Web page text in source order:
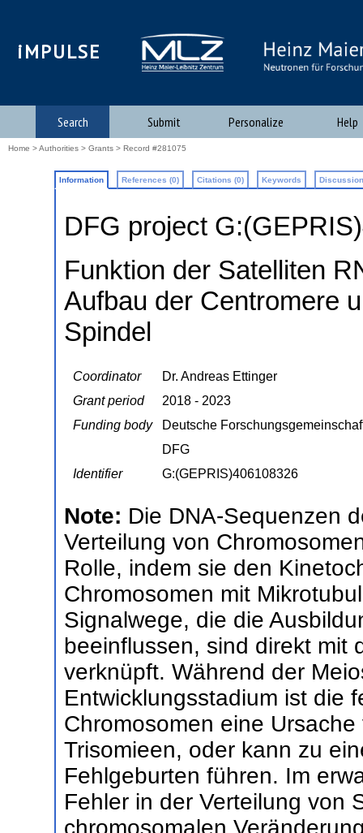
iMPULSE
Search Submit Personalize Help
Home >Authorities > Grants > Record #281075
Information References (0) Citations (0) Keywords
DFG project
Funktion der Satelliten
Aufbau der Centromere
Spindel
Coordinator
Dr. Andreas Ettinger
Grant period
2018 - 2023
Funding body
Deutsche
DFG
Identifier
G:(GEPRIS)406108326
Note: Die DNA-Sequenzen
Verteilung von
Rolle, indem sie den
Chromosomen mit
Signalwege, die die
beeinflussen, sind direkt mit
verknüpft. Während der
Entwicklungsstadium ist die
Chromosomen eine
Trisomieen, oder kann zu
Fehlgeburten führen. Im
Fehler in der Verteilung von
chromosomalen